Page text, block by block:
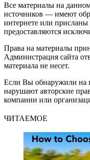
Все материалы на
источников — имеют
интернете или присланы
предоставляются
Права на материалы
Администрация сайта
материала не несет.
Если Вы обнаружили на
нарушают авторские
компании или
ЧИТАЕМОЕ